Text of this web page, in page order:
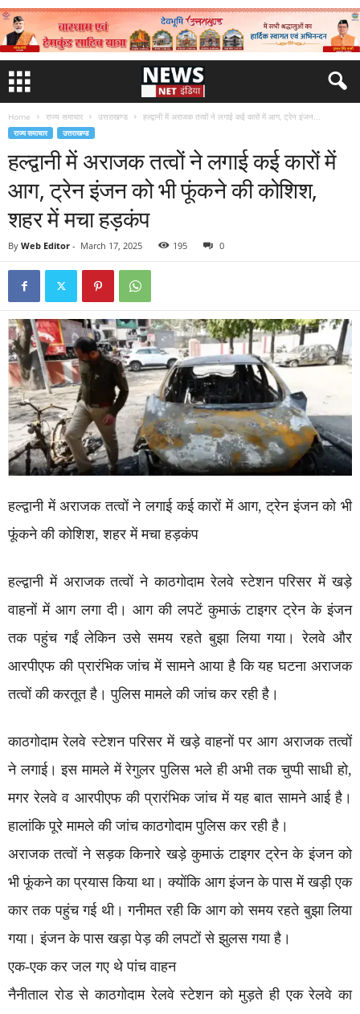
Home राज्य समाचार उत्तराखण्ड हल्द्वानी में अराजक तत्वों ने लगाई कई कारों में आग, ट्रेन इंजन...
राज्य समाचार उत्तराखण्ड
हल्द्वानी में अराजक तत्वों ने लगाई कई कारों में
आग, ट्रेन इंजन को भी फूंकने की कोशिश,
शहर में मचा हड़कंप
By Web Editor - March 17, 2025 195 0
हल्द्वानी में अराजक तत्वों ने लगाई कई कारों में आग, ट्रेन इंजन को भी
फूंकने की कोशिश, शहर में मचा हड़कंप
हल्द्वानी में अराजक तत्वों ने काठगोदाम रेलवे स्टेशन परिसर में खड़े
वाहनों में आग लगा दी। आग की लपटें कुमाऊं टाइगर ट्रेन के इंजन
तक पहुंच गईं लेकिन उसे समय रहते बुझा लिया गया। रेलवे और
आरपीएफ की प्रारंभिक जांच में सामने आया है कि यह घटना अराजक
तत्वों की करतूत है। पुलिस मामले की जांच कर रही है।
काठगोदाम रेलवे स्टेशन परिसर में खड़े वाहनों पर आग अराजक तत्वों
ने लगाई। इस मामले में रेगुलर पुलिस भले ही अभी तक चुप्पी साधी हो,
मगर रेलवे व आरपीएफ की प्रारंभिक जांच में यह बात सामने आई है।
हालांकि पूरे मामले की जांच काठगोदाम पुलिस कर रही है।
अराजक तत्वों ने सड़क किनारे खड़े कुमाऊं टाइगर ट्रेन के इंजन को
भी फूंकने का प्रयास किया था। क्योंकि आग इंजन के पास में खड़ी एक
कार तक पहुंच गई थी। गनीमत रही कि आग को समय रहते बुझा लिया
गया। इंजन के पास खड़ा पेड़ की लपटों से झुलस गया है।
एक-एक कर जल गए थे पांच वाहन
नैनीताल रोड से काठगोदाम रेलवे स्टेशन को मुड़ते ही एक रेलवे का